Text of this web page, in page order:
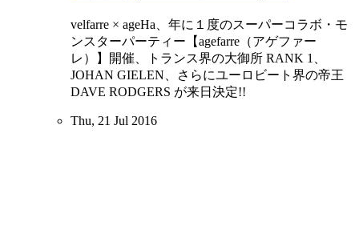
velfarre × ageHa、年に１度のスーパーコラボ・モ
ンスターパーティー【agefarre（アゲファー
レ）】開催、トランス界の大御所 RANK 1、
JOHAN GIELEN、さらにユーロビート界の帝王
DAVE RODGERS が来日決定!!
Thu, 21 Jul 2016